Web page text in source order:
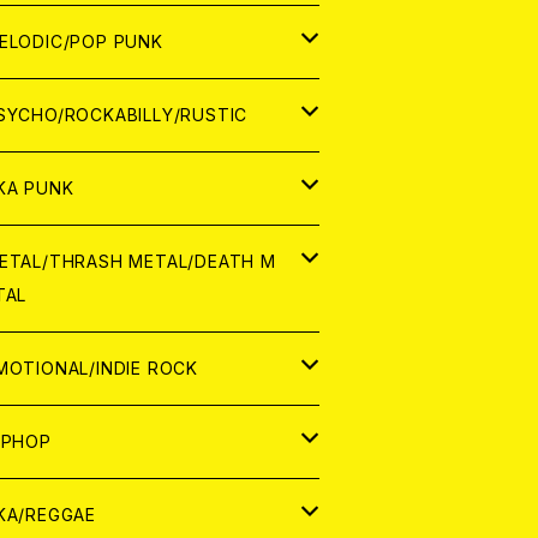
ログ
ログ
POP PUNK
ROCKABILLY/RUSTIC
PUNK
THRASH METAL/DEATH M
INDIE ROCK
REGGAE